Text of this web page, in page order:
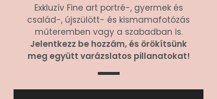
Exkluzív Fine art portré-, gyermek és
család-, újszülött- és kismamafotózás
műteremben vagy a szabadban is.
Jelentkezz be hozzám, és örökítsünk
meg együtt varázslatos pillanatokat!